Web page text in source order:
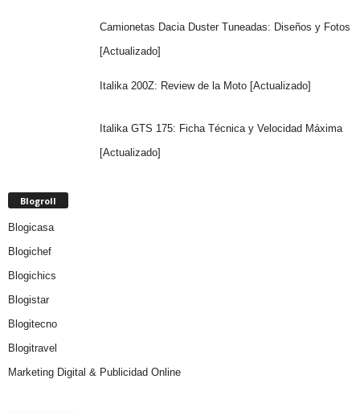
Camionetas Dacia Duster Tuneadas: Diseños y Fotos
[Actualizado]
Italika 200Z: Review de la Moto [Actualizado]
Italika GTS 175: Ficha Técnica y Velocidad Máxima
[Actualizado]
Blogroll
Blogicasa
Blogichef
Blogichics
Blogistar
Blogitecno
Blogitravel
Marketing Digital & Publicidad Online